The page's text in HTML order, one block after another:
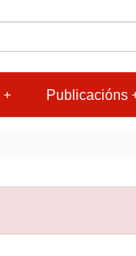
Publicacións